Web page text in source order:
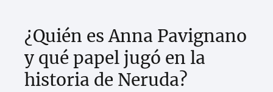
¿Quién es Anna Pavignano
y qué papel jugó en la
historia de Neruda?